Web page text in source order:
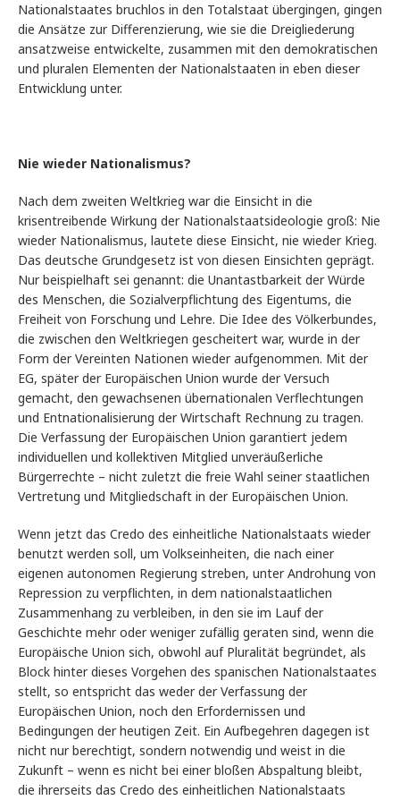
Nationalstaates bruchlos in den Totalstaat übergingen, gingen
die Ansätze zur Differenzierung, wie sie die Dreigliederung
ansatzweise entwickelte, zusammen mit den demokratischen
und pluralen Elementen der Nationalstaaten in eben dieser
Entwicklung unter.
Nie wieder Nationalismus?
Nach dem zweiten Weltkrieg war die Einsicht in die
krisentreibende Wirkung der Nationalstaatsideologie groß: Nie
wieder Nationalismus, lautete diese Einsicht, nie wieder Krieg.
Das deutsche Grundgesetz ist von diesen Einsichten geprägt.
Nur beispielhaft sei genannt: die Unantastbarkeit der Würde
des Menschen, die Sozialverpflichtung des Eigentums, die
Freiheit von Forschung und Lehre. Die Idee des Völkerbundes,
die zwischen den Weltkriegen gescheitert war, wurde in der
Form der Vereinten Nationen wieder aufgenommen. Mit der
EG, später der Europäischen Union wurde der Versuch
gemacht, den gewachsenen übernationalen Verflechtungen
und Entnationalisierung der Wirtschaft Rechnung zu tragen.
Die Verfassung der Europäischen Union garantiert jedem
individuellen und kollektiven Mitglied unveräußerliche
Bürgerrechte – nicht zuletzt die freie Wahl seiner staatlichen
Vertretung und Mitgliedschaft in der Europäischen Union.
Wenn jetzt das Credo des einheitliche Nationalstaats wieder
benutzt werden soll, um Volkseinheiten, die nach einer
eigenen autonomen Regierung streben, unter Androhung von
Repression zu verpflichten, in dem nationalstaatlichen
Zusammenhang zu verbleiben, in den sie im Lauf der
Geschichte mehr oder weniger zufällig geraten sind, wenn die
Europäische Union sich, obwohl auf Pluralität begründet, als
Block hinter dieses Vorgehen des spanischen Nationalstaates
stellt, so entspricht das weder der Verfassung der
Europäischen Union, noch den Erfordernissen und
Bedingungen der heutigen Zeit. Ein Aufbegehren dagegen ist
nicht nur berechtigt, sondern notwendig und weist in die
Zukunft – wenn es nicht bei einer bloßen Abspaltung bleibt,
die ihrerseits das Credo des einheitlichen Nationalstaats